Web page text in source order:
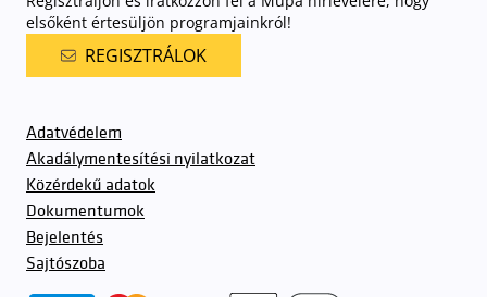
elsőként értesüljön programjainkról!
REGISZTRÁLOK
Adatvédelem
Akadálymentesítési nyilatkozat
Közérdekű adatok
Dokumentumok
Bejelentés
Sajtószoba